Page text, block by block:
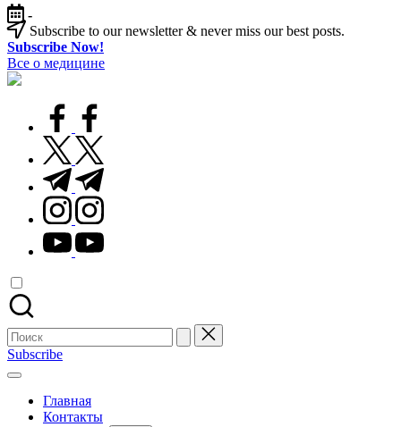
Перейти
к
содержимому
-
Subscribe to our newsletter & never miss our best posts.
Subscribe Now!
Все о медицине
Лечитесь
facebook.com
twitter.com
t.me
instagram.com
youtube.com
Поиск
для:
Subscribe
Главная
Контакты